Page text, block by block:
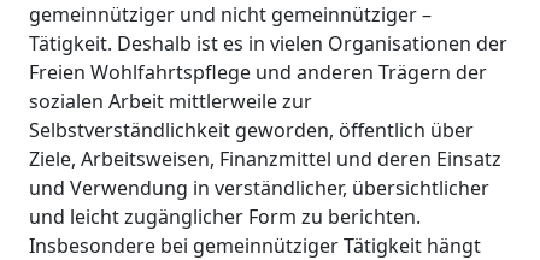
gemeinnütziger und nicht gemeinnütziger –
Tätigkeit. Deshalb ist es in vielen Organisationen der
Freien Wohlfahrtspflege und anderen Trägern der
sozialen Arbeit mittlerweile zur
Selbstverständlichkeit geworden, öffentlich über
Ziele, Arbeitsweisen, Finanzmittel und deren Einsatz
und Verwendung in verständlicher, übersichtlicher
und leicht zugänglicher Form zu berichten.
Insbesondere bei gemeinnütziger Tätigkeit hängt